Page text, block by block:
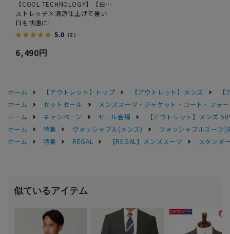
【COOL TECHNOLOGY】【白
無地】
ストレッチ×清涼仕上げで暑い
日も快適に!
5.0 （2）
6,490円
ホーム 【アウトレット】トップ 【アウトレット】メンズ
ホーム
セットセール
メンズスーツ・ジャケット・コート・フォ
ホーム
キャンペーン セール会場
【アウトレット】メンズ
ホーム
特集 ウォッシャブル(メンズ)
ウォッシャブルスーツ(
ホーム
特集 REGAL 【REGAL】メンズスーツ スタンダ